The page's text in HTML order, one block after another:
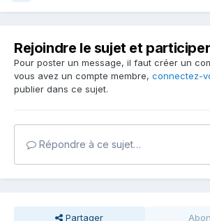
Rejoindre le sujet et participer
Pour poster un message, il faut créer un
vous avez un compte membre, connectez-
publier dans ce sujet.
Répondre à ce sujet…
Partager